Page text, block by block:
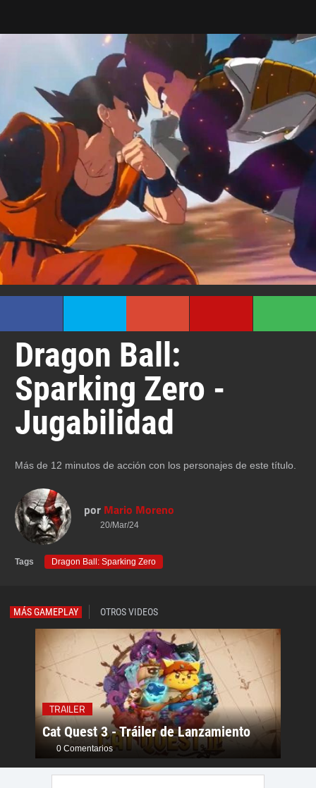
Dragon Ball:
Sparking Zero -
Jugabilidad
Más de 12 minutos de acción con los personajes de este título.
por Mario Moreno
20/Mar/24
Tags Dragon Ball: Sparking Zero
MÁS GAMEPLAY OTROS VIDEOS
TRAILER
Cat Quest 3 - Tráiler de Lanzamiento
0 Comentarios